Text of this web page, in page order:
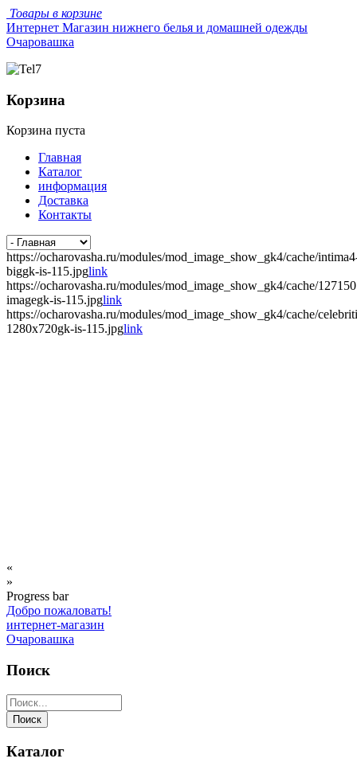
Товары в корзине
Интернет Магазин нижнего белья и домашней одежды
Очаровашка
Корзина
Корзина пуста
Главная
Каталог
информация
Доставка
Контакты
https://ocharovasha.ru/modules/mod_image_show_gk4/cache/
biggk-is-115.jpglink
https://ocharovasha.ru/modules/mod_image_show_gk4/cache/
imagegk-is-115.jpglink
https://ocharovasha.ru/modules/mod_image_show_gk4/cache/
1280x720gk-is-115.jpglink
«
»
Progress bar
Добро пожаловать!
интернет-магазин
Очаровашка
Поиск
Поиск
Каталог